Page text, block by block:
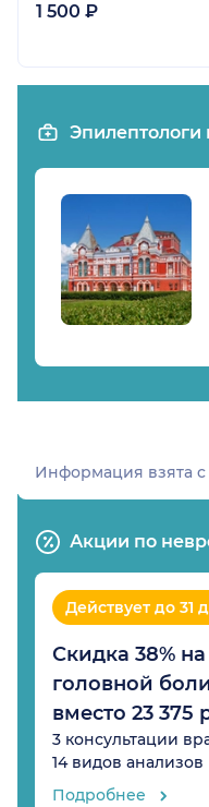
1 500 ₽
Эпилептологи
Акции по
Действует до 31
Скидка 38%
головной
вместо 23 375
3 консультации
14 видов анализов
Подробнее
Информация взята